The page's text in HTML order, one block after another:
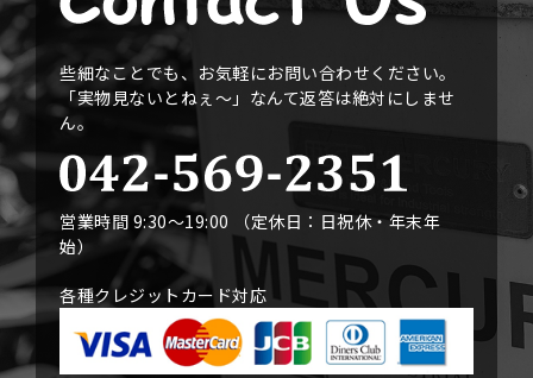
些細なことでも、お気軽にお問い合わせください。
「実物見ないとねぇ〜」なんて返答は絶対にしませ
ん。
営業時間 9:30〜19:00 （定休日：日祝休・年末年
始）
各種クレジットカード対応